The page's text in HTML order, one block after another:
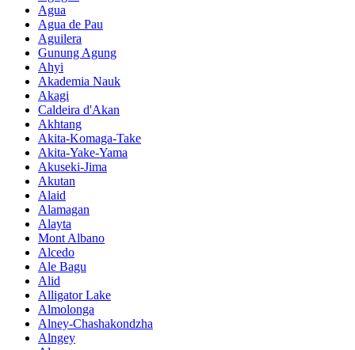
Agua
Agua de Pau
Aguilera
Gunung Agung
Ahyi
Akademia Nauk
Akagi
Caldeira d'Akan
Akhtang
Akita-Komaga-Take
Akita-Yake-Yama
Akuseki-Jima
Akutan
Alaid
Alamagan
Alayta
Mont Albano
Alcedo
Ale Bagu
Alid
Alligator Lake
Almolonga
Alney-Chashakondzha
Alngey